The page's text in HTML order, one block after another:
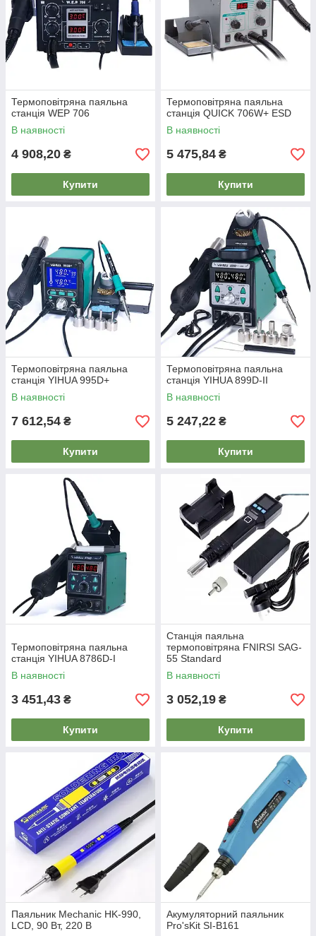
Термоповітряна паяльна
станція WEP 706
В наявності
4 908,20 ₴
Купити
Термоповітряна паяльна
станція QUICK 706W+ ESD
В наявності
5 475,84 ₴
Купити
Термоповітряна паяльна
станція YIHUA 995D+
В наявності
7 612,54 ₴
Купити
Термоповітряна паяльна
станція YIHUA 899D-II
В наявності
5 247,22 ₴
Купити
Термоповітряна паяльна
станція YIHUA 8786D-I
В наявності
3 451,43 ₴
Купити
Станція паяльна
термоповітряна FNIRSI SAG-
55 Standard
В наявності
3 052,19 ₴
Купити
Паяльник Mechanic HK-990,
LCD, 90 Вт, 220 В
Акумуляторний паяльник
Pro'sKit SI-B161